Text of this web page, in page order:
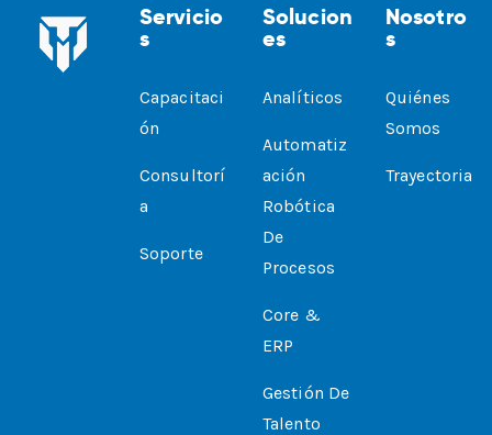
Servicio
S
Capacitaci
Ón
Consultorí
A
Soporte
Solucion
Es
Analíticos
Automatiz
Ación
Robótica
De
Procesos
Core &
ERP
Gestión De
Talento
Nosotro
S
Quiénes
Somos
Trayectoria